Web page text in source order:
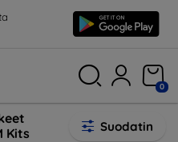
0
Kits
Suodatin